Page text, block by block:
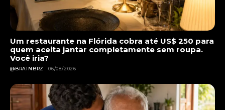
Um restaurante na Flórida cobra até US$ 250 para
quem aceita jantar completamente sem roupa.
Você iria?
@BRAINBRZ 06/08/2026